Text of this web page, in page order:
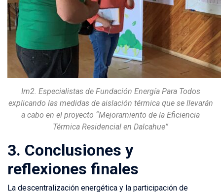
Im2. Especialistas de Fundación Energía Para Todos
explicando las medidas de aislación térmica que se llevarán
a cabo en el proyecto “Mejoramiento de la Eficiencia
Térmica Residencial en Dalcahue”
3. Conclusiones y
reflexiones finales
La descentralización energética y la participación de